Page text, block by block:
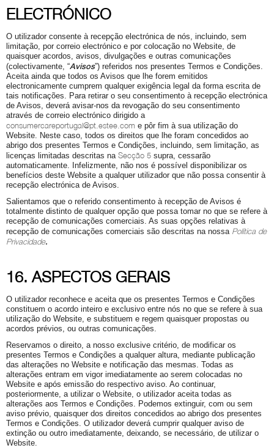
ELECTRÓNICO
O utilizador consente à recepção electrónica de nós, incluindo, sem
limitação, por correio electrónico e por colocação no Website, de
quaisquer acordos, avisos, divulgações e outras comunicações
(colectivamente, “Avisos”) referidos nos presentes Termos e Condições.
Aceita ainda que todos os Avisos que lhe forem emitidos
electronicamente cumprem qualquer exigência legal da forma escrita de
tais notificações. Para retirar o seu consentimento à recepção electrónica
de Avisos, deverá avisar-nos da revogação do seu consentimento
através de correio electrónico dirigido a
consumercareportugal@pt.estee.com e pôr fim à sua utilização do
Website. Neste caso, todos os direitos que lhe foram concedidos ao
abrigo dos presentes Termos e Condições, incluindo, sem limitação, as
licenças limitadas descritas na Secção 5 supra, cessarão
automaticamente. Infelizmente, não nos é possível disponibilizar os
benefícios deste Website a qualquer utilizador que não possa consentir à
recepção electrónica de Avisos.
Salientamos que o referido consentimento à recepção de Avisos é
totalmente distinto de qualquer opção que possa tomar no que se refere à
recepção de comunicações comerciais. As suas opções relativas à
recepção de comunicações comerciais são descritas na nossa Política de
Privacidade.
16. ASPECTOS GERAIS
O utilizador reconhece e aceita que os presentes Termos e Condições
constituem o acordo inteiro e exclusivo entre nós no que se refere à sua
utilização do Website, e substituem e regem quaisquer propostas ou
acordos prévios, ou outras comunicações.
Reservamos o direito, a nosso exclusive critério, de modificar os
presentes Termos e Condições a qualquer altura, mediante publicação
das alterações no Website e notificação das mesmas. Todas as
alterações entram em vigor imediatamente ao serem colocadas no
Website e após emissão do respectivo aviso. Ao continuar,
posteriormente, a utilizar o Website, o utilizador aceita todas as
alterações aos Termos e Condições. Podemos extinguir, com ou sem
aviso prévio, quaisquer dos direitos concedidos ao abrigo dos presentes
Termos e Condições. O utilizador deverá cumprir qualquer aviso de
extinção ou outro imediatamente, deixando, se necessário, de utilizar o
Website.